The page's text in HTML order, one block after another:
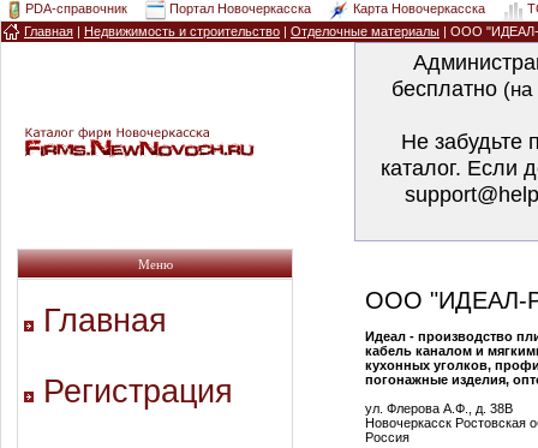
PDA-справочник Портал Новочеркасска Карта Новочеркасска
Главная | Недвижимость и строительство | Отделочные материалы | ООО
бесплатно
Не забудьте
каталог. Если
Меню
Главная
Регистрация
ООО "ИДЕАЛ-
Идеал - производство
кабель каналом и
кухонных уголков,
погонажные изделия,
ул. Флерова А.Ф., д. 38В
Новочеркасск Ростовская
Россия